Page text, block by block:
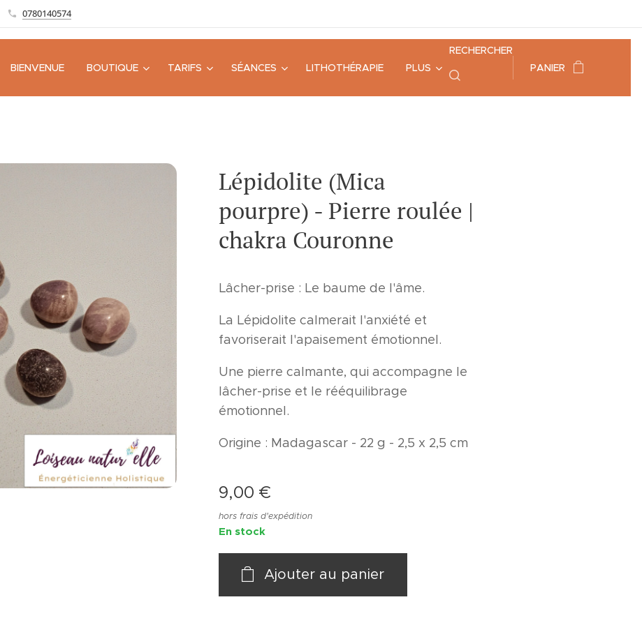
0780140574
BIENVENUE BOUTIQUE TARIFS SÉANCES LITHOTHÉRAPIE PLUS
RECHERCHER
PANIER
Lépidolite (Mica
pourpre) - Pierre roulée |
chakra Couronne
Lâcher-prise : Le baume de l'âme.
La Lépidolite calmerait l'anxiété et
favoriserait l'apaisement émotionnel.
Une pierre calmante, qui accompagne le
lâcher-prise et le rééquilibrage
émotionnel.
Origine : Madagascar - 22 g - 2,5 x 2,5 cm
9,00 €
hors frais d'expédition
En stock
Ajouter au panier